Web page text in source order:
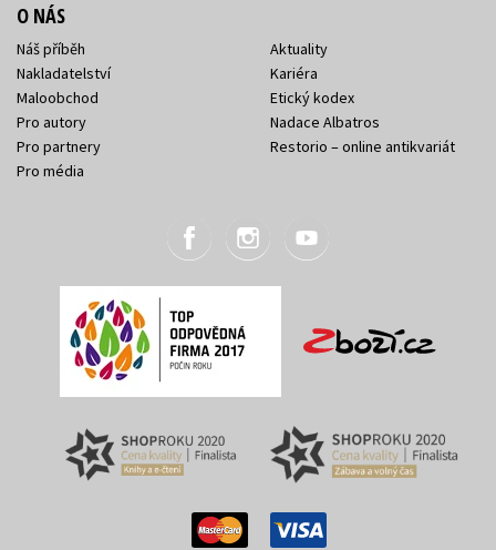
O NÁS
Náš příběh
Nakladatelství
Maloobchod
Pro autory
Pro partnery
Pro média
Aktuality
Kariéra
Etický kodex
Nadace Albatros
Restorio – online antikvariát